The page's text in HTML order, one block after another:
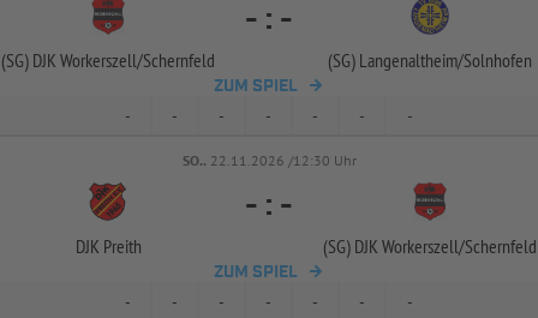
(SG) DJK Workerszell/Schernfeld
- : -
(SG) Langenaltheim/Solnhofen
ZUM SPIEL
- - - - - - -
SO.. 22.11.2026 /12:30 Uhr
DJK Preith
- : -
(SG) DJK Workerszell/Schernfeld
ZUM SPIEL
- - - - - - -